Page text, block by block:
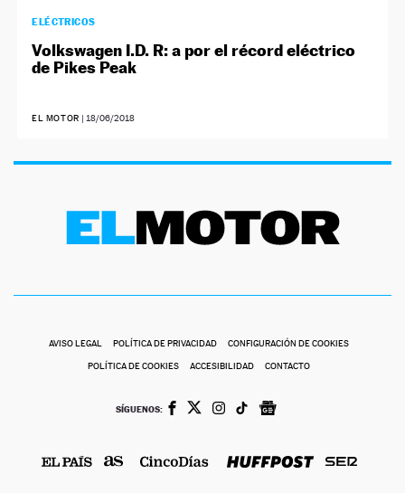
ELÉCTRICOS
Volkswagen I.D. R: a por el récord eléctrico
de Pikes Peak
EL MOTOR | 18/06/2018
AVISO LEGAL POLÍTICA DE PRIVACIDAD CONFIGURACIÓN DE COOKIES
POLÍTICA DE COOKIES ACCESIBILIDAD CONTACTO
SÍGUENOS: